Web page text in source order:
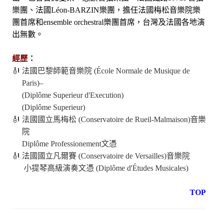
樂團、法國Léon-BARZIN樂團，擔任法國梅松音樂院樂
團首席和ensemble orchestral樂團首席，台灣及法國各地演
出無數。
經歷：
🎻 法國巴黎師範音樂院 (École Normale de Musique de
Paris)–
(Diplôme Superieur d'Execution)
(Diplôme Superieur)
🎻 法國國立馬梅松 (Conservatoire de Rueil-Malmaison)音樂
院
Diplôme Professionement文憑
🎻 法國國立凡爾賽 (Conservatoire de Versailles)音樂院
小提琴高級演奏文憑 (Diplôme d'Études Musicales)
TOP